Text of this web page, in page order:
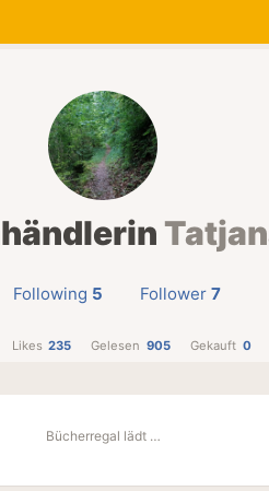
Following 5 Follower 7
Likes 235 Gelesen 905 Gekauft 0
Bücherregal lädt …